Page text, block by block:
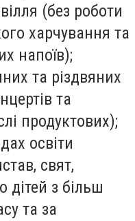
(без роботи
харчування та
напоїв);
та різдвяних
та
продуктових);
освіти
свят,
дітей з більш
та за